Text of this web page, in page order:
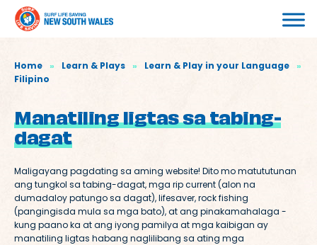
Home » Learn & Plays » Learn & Play in your Language »
Filipino
Manatiling ligtas sa tabing-
dagat
Maligayang pagdating sa aming website! Dito mo matututunan
ang tungkol sa tabing-dagat, mga rip current (alon na
dumadaloy patungo sa dagat), lifesaver, rock fishing
(pangingisda mula sa mga bato), at ang pinakamahalaga -
kung paano ka at ang iyong pamilya at mga kaibigan ay
manatiling ligtas habang naglilibang sa ating mga